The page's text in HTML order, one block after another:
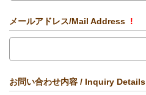
メールアドレス/Mail Address !
お問い合わせ内容 / Inquiry Details